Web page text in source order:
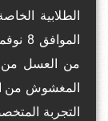
الطلابية
من العسل
المغشوش من
التجربة